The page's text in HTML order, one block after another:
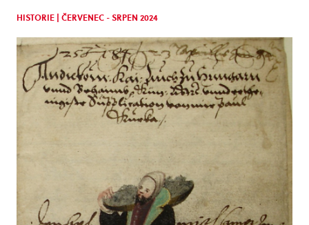
HISTORIE | ČERVENEC - SRPEN 2024